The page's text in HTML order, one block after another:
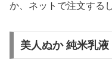
か、ネットで注文する
美人ぬか 純米乳